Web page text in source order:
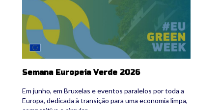
Semana Europeia Verde 2026
Em junho, em Bruxelas e eventos paralelos por toda a
Europa, dedicada à transição para uma economia limpa,